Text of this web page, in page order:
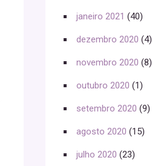
janeiro 2021 (40)
dezembro 2020 (4)
novembro 2020 (8)
outubro 2020 (1)
setembro 2020 (9)
agosto 2020 (15)
julho 2020 (23)